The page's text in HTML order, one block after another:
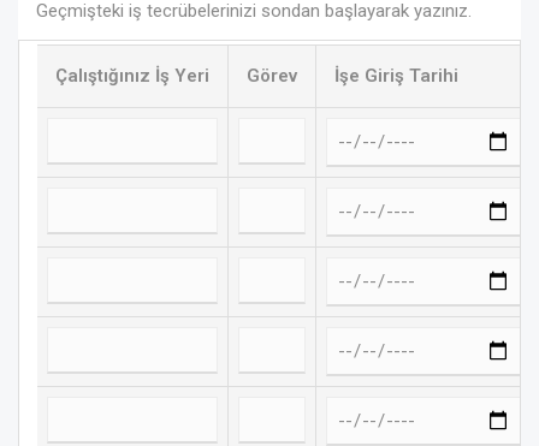
Geçmişteki iş tecrübelerinizi sondan başlayarak yazınız.
Çalıştığınız İş Yeri Görev İşe Giriş Tarihi